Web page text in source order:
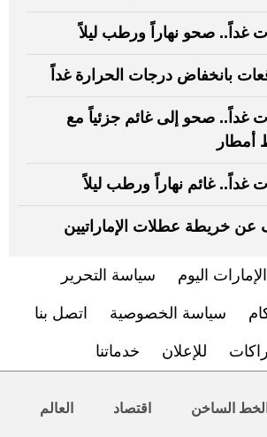
غداً.. صحو نهاراً ورطب ليلاً
بانخفاض درجات الحرارة غداً
غداً.. صحو إلى غائم جزئياً مع
أمطار
غداً.. غائم نهاراً ورطب ليلاً
عن خريطة عطلات الإماراتيين
اليوم سياسة التحرير
سياسة الخصوصية اتصل بنا
للإعلان خدماتنا
الخط الساخن اقتصاد العالم